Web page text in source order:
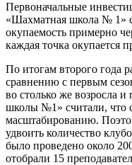
Первоначальные
«Шахматная школа № 1»
окупаемость примерно
каждая точка окупается
По итогам второго года
сравнению с первым
во столько же возросла
школы №1» считали, что
масштабированию.
удвоить количество
было проведено около
отобрали 15